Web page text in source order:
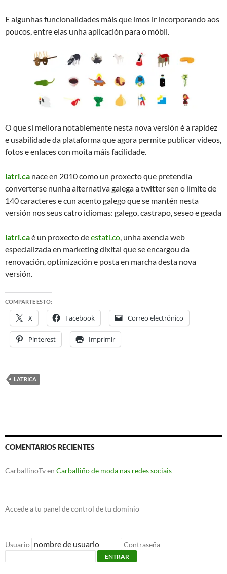
E algunhas funcionalidades máis que imos ir incorporando aos
poucos, entre elas unha aplicación para o móbil.
O que sí mellora notablemente nesta nova versión é a rapidez
e usabilidade da plataforma que agora permite publicar videos,
fotos e enlaces con moita máis facilidade.
latri.ca nace en 2010 como un proxecto que pretendía
converterse nunha alternativa galega a twitter sen o límite de
140 caracteres e cun acento galego que se mantén nesta
versión nos seus catro idiomas: galego, castrapo, seseo e geada
latri.caé un proxecto deestati.co, unha axencia web
especializada en marketing dixital que se encargou da
renovación, optimización e posta en marcha desta nova
versión.
COMPARTE ESTO:
X Facebook Correo electrónico
Pinterest Imprimir
LATRICA
COMENTARIOS RECIENTES
CarballinoTven Carballiño de moda nas redes sociais
Accede a tu panel de control de tu dominio
Usuario Contraseña
ENTRAR